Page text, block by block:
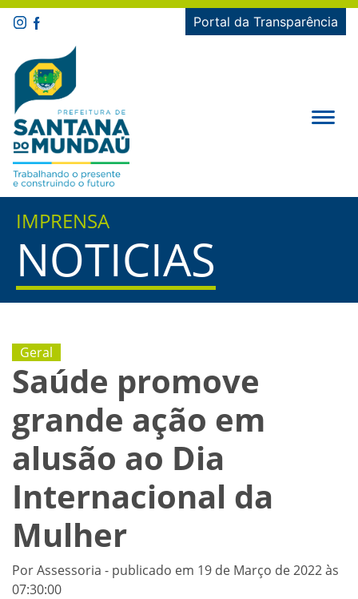
Portal da Transparência
IMPRENSA
NOTICIAS
Geral
Saúde promove
grande ação em
alusão ao Dia
Internacional da
Mulher
Por Assessoria - publicado em 19 de Março de 2022 às
07:30:00